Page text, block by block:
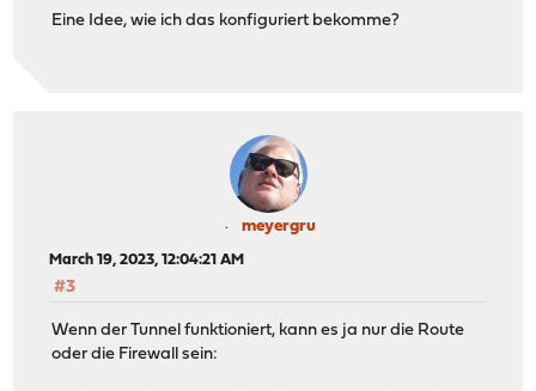
Eine Idee, wie ich das konfiguriert bekomme?
meyergru
March 19, 2023, 12:04:21 AM
#3
Wenn der Tunnel funktioniert, kann es ja nur die Route
oder die Firewall sein: